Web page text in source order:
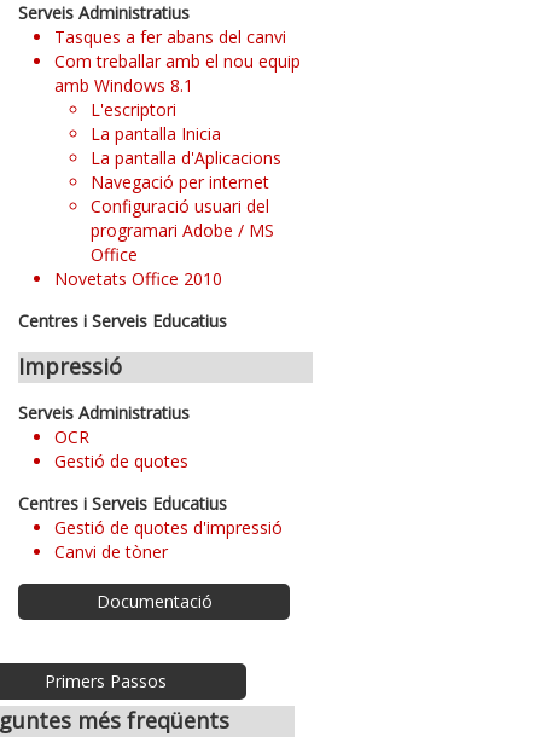
Serveis Administratius
Tasques a fer abans del canvi
Com treballar amb el nou equip
amb Windows 8.1
L'escriptori
La pantalla Inicia
La pantalla d'Aplicacions
Navegació per internet
Configuració usuari del
programari Adobe / MS
Office
Novetats Office 2010
Centres i Serveis Educatius
Impressió
Serveis Administratius
OCR
Gestió de quotes
Centres i Serveis Educatius
Gestió de quotes d'impressió
Canvi de tòner
Documentació
Primers Passos
més freqüents